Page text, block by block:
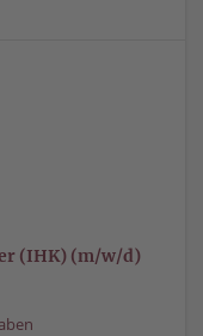
(IHK) (m/w/d)